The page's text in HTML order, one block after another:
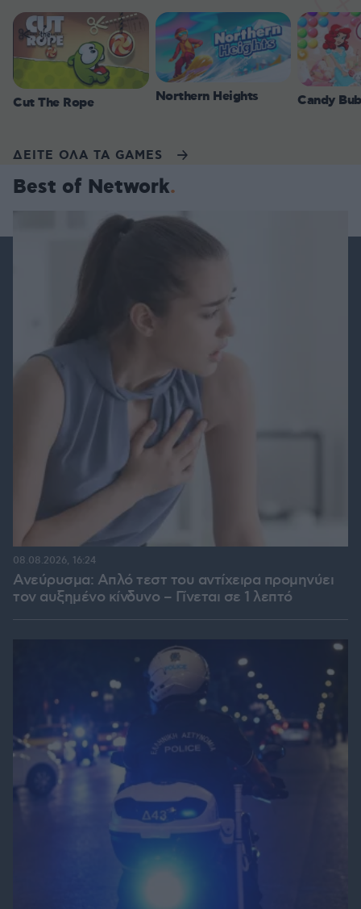
Cut The Rope Northern Heights Candy
ΔΕΙΤΕ ΟΛΑ ΤΑ GAMES
Best of Network
Ανεύρυσμα: Απλό τεστ του αντίχειρα προμηνύει
τον αυξημένο κίνδυνο – Γίνεται σε 1 λεπτό
08.08.2026, 16:24